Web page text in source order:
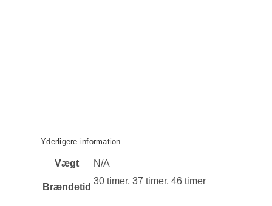
Yderligere information
Vægt N/A
Brændetid
30 timer, 37 timer, 46 timer